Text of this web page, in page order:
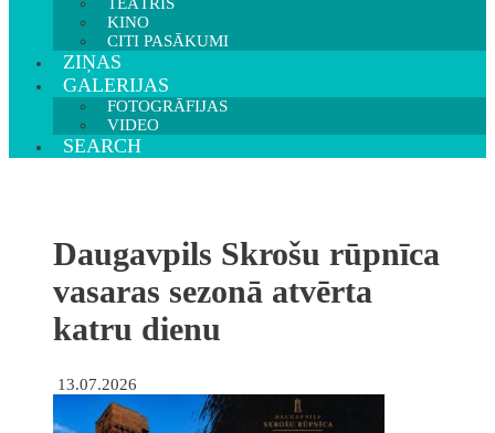
KINO
CITI PASĀKUMI
ZIŅAS
GALERIJAS
FOTOGRĀFIJAS
VIDEO
SEARCH
Daugavpils Skrošu rūpnīca
vasaras sezonā atvērta
katru dienu
13.07.2026